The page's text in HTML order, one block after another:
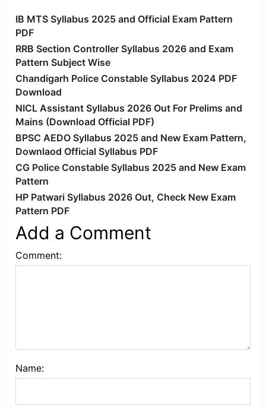
IB MTS Syllabus 2025 and Official Exam Pattern
PDF
RRB Section Controller Syllabus 2026 and Exam
Pattern Subject Wise
Chandigarh Police Constable Syllabus 2024 PDF
Download
NICL Assistant Syllabus 2026 Out For Prelims and
Mains (Download Official PDF)
BPSC AEDO Syllabus 2025 and New Exam Pattern,
Downlaod Official Syllabus PDF
CG Police Constable Syllabus 2025 and New Exam
Pattern
HP Patwari Syllabus 2026 Out, Check New Exam
Pattern PDF
Add a Comment
Comment:
Name: